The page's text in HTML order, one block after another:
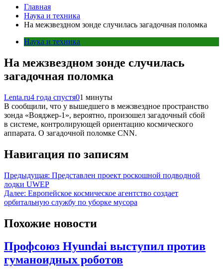
Главная
Наука и техника
На межзвездном зонде случилась загадочная поломка
Наука и техника
На межзвездном зонде случилась
загадочная поломка
Lenta.ru4 года спустя01 минуты
В сообщили, что у вышедшего в межзвездное пространство
зонда «Вояджер-1», вероятно, произошел загадочный сбой
в системе, контролирующей ориентацию космического
аппарата. О загадочной поломке CNN.
Навигация по записям
Предыдущая: Представлен проект роскошной подводной
лодки UWEP
Далее: Европейское космическое агентство создает
орбитальную службу по уборке мусора
Похожие новости
Профсоюз Hyundai выступил против
гуманоидных роботов